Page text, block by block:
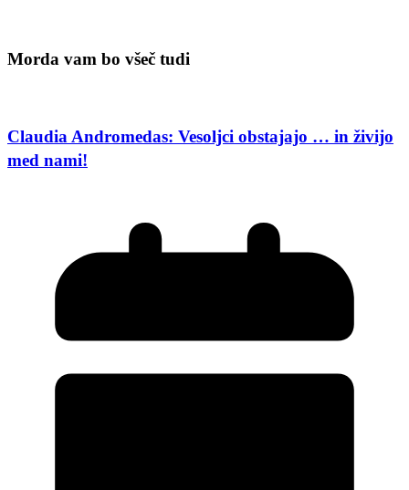
Morda vam bo všeč tudi
Claudia Andromedas: Vesoljci obstajajo … in živijo
med nami!